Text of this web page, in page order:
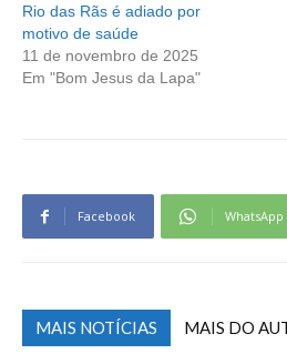
Rio das Rãs é adiado por
motivo de saúde
11 de novembro de 2025
Em "Bom Jesus da Lapa"
Facebook WhatsApp
MAIS NOTÍCIAS MAIS DO